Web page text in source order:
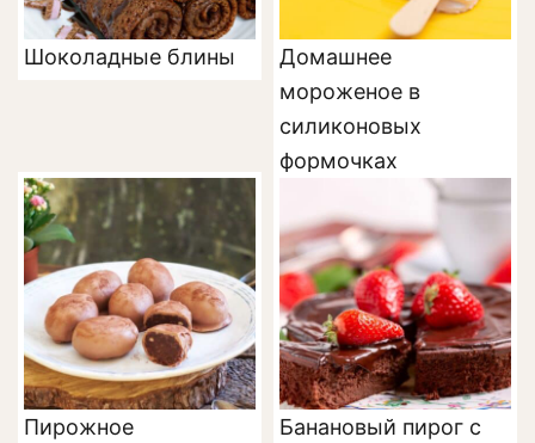
Шоколадные блины
Домашнее
мороженое в
силиконовых
формочках
Пирожное
Банановый пирог с